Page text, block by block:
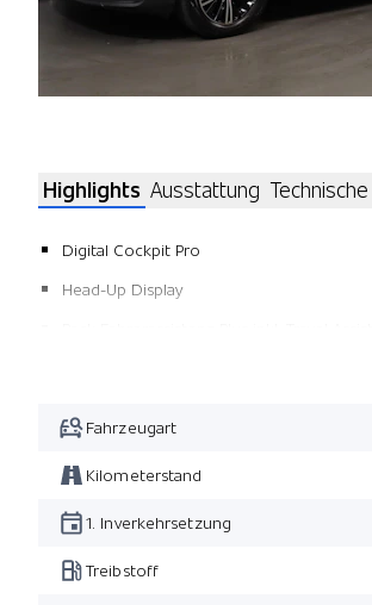
Highlights Ausstattung
Digital Cockpit Pro
Head-Up Display
Aussenspiegel elektrisch anklappbar
Easy Open & Close der Heckklappe
Fahrzeugart
Kilometerstand
1. Inverkehrsetzung
Treibstoff